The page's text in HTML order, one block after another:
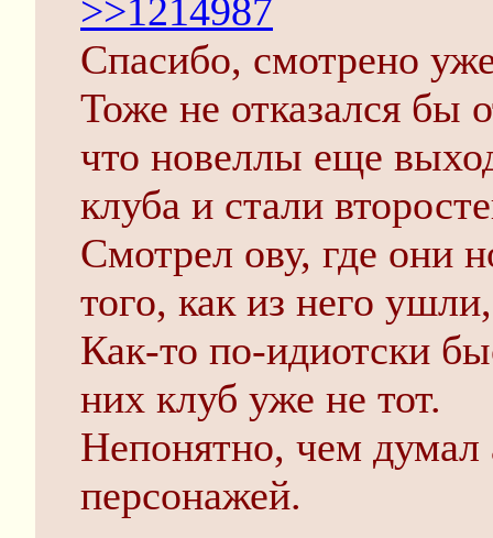
>>1214987
Спасибо, смотрено
Тоже не отказался бы
что новеллы еще
клуба и стали
Смотрел ову, где они
того, как из него
Как-то по-идиотски
них клуб уже не тот.
Непонятно, чем думал
персонажей.